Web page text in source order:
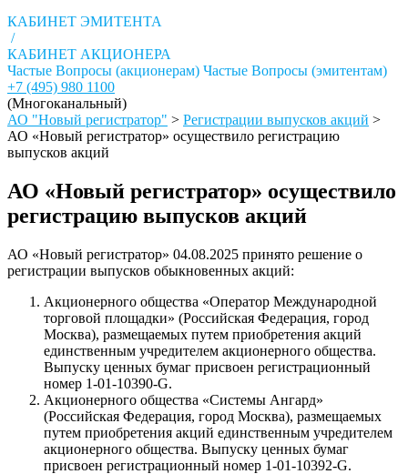
КАБИНЕТ ЭМИТЕНТА
/
КАБИНЕТ АКЦИОНЕРА
Частые Вопросы (акционерам) Частые Вопросы (эмитентам)
+7 (495) 980 1100
(Многоканальный)
АО "Новый регистратор" > Регистрации выпусков акций >
АО «Новый регистратор» осуществило регистрацию
выпусков акций
АО «Новый регистратор» осуществило
регистрацию выпусков акций
АО «Новый регистратор» 04.08.2025 принято решение о
регистрации выпусков обыкновенных акций:
Акционерного общества «Оператор Международной
торговой площадки» (Российская Федерация, город
Москва), размещаемых путем приобретения акций
единственным учредителем акционерного общества.
Выпуску ценных бумаг присвоен регистрационный
номер 1-01-10390-G.
Акционерного общества «Системы Ангард»
(Российская Федерация, город Москва), размещаемых
путем приобретения акций единственным учредителем
акционерного общества. Выпуску ценных бумаг
присвоен регистрационный номер 1-01-10392-G.